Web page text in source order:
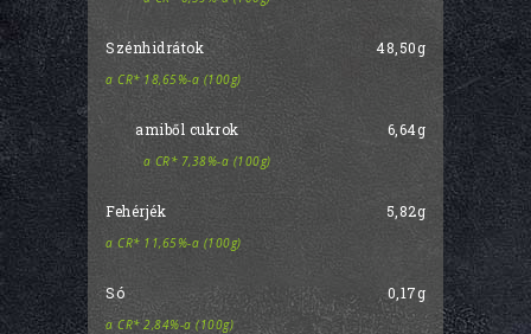
Szénhidrátok 48,50g
a CR* 18,65%-a (100g)
amiből cukrok 6,64g
a CR* 7,38%-a (100g)
Fehérjék 5,82g
a CR* 11,65%-a (100g)
Só 0,17g
a CR* 2,84%-a (100g)